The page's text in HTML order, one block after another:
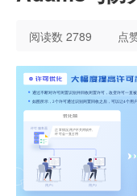
阅读数 2789 点